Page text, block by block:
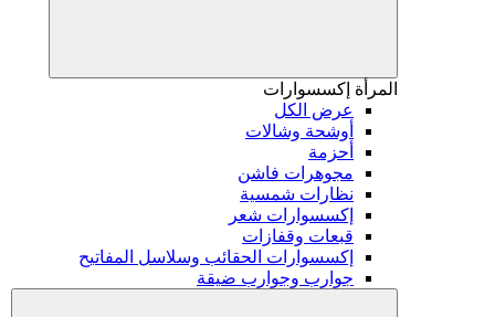
المرأة إكسسوارات
عرض الكل
أوشحة وشالات
أحزمة
مجوهرات فاشن
نظارات شمسية
إكسسوارات شعر
قبعات وقفازات
إكسسوارات الحقائب وسلاسل المفاتيح
جوارب وجوارب ضيقة